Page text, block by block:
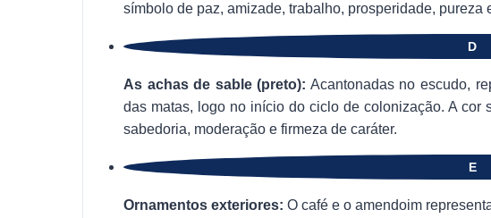
símbolo de paz, amizade, trabalho, prosperidade, pureza
D
As achas de sable (preto): Acantonadas no escudo,
das matas, logo no início do ciclo de colonização. A cor
sabedoria, moderação e firmeza de caráter.
E
Ornamentos exteriores: O café e o amendoim